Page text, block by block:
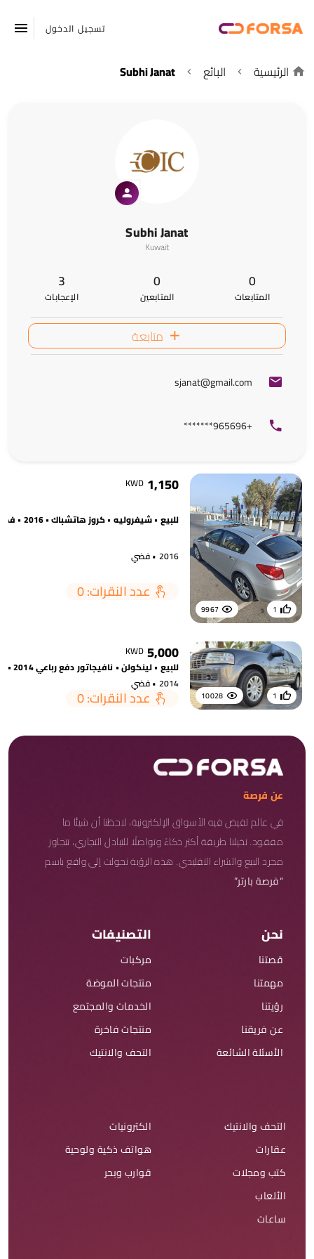
تسجيل الدخول
الرئيسية البائع Subhi Janat
Subhi Janat
Kuwait
0
المتابعات
0
المتابعين
3
الإعجابات
متابعة
sjanat@gmail.com
+965696*******
9967 1
1,150
KWD
للبيع • شيفروليه • كروز هاتشباك • 2016 • فضي
2016 • فضي
عدد النقرات: 0
10028 1
5,000
KWD
للبيع • لينكولن • نافيجاتور دفع رباعي ffv • 2014 • فضي
2014 • فضي
عدد النقرات: 0
عن فرصة
في عالم تفيض فيه الأسواق الإلكترونية، لاحظنا أن شيئًا ما
مفقود. تخيلنا طريقة أكثر ذكاءً وتواصلًا للتبادل التجاري، تتجاوز
مجرد البيع والشراء التقليدي. هذه الرؤية تحولت إلى واقع باسم
“فرصة بارتر”
نحن
قصتنا
مهمتنا
رؤيتنا
عن فريقنا
الأسئلة الشائعة
التصنيفات
مركبات
منتجات الموضة
الخدمات والمجتمع
منتجات فاخرة
التحف والانتيك
التحف والانتيك
عقارات
كتب ومجلات
الألعاب
ساعات
الكترونيات
هواتف ذكية ولوحية
قوارب وبحر